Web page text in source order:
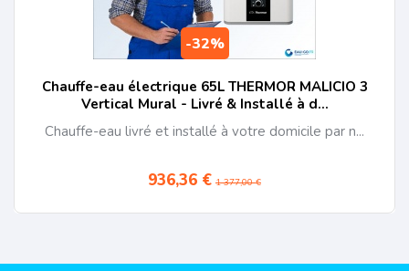
-32%
Chauffe-eau électrique 65L THERMOR MALICIO 3
Vertical Mural - Livré & Installé à d...
Chauffe-eau livré et installé à votre domicile par n...
936,36 € 1 377,00 €